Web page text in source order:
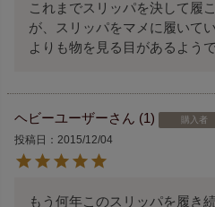
これまでスリッパを決して履
が、スリッパをマメに履いて
よりも物を見る目があるよう
ヘビーユーザー 1 購入者
投稿日
2015/12/04
もう何年このスリッパを履き